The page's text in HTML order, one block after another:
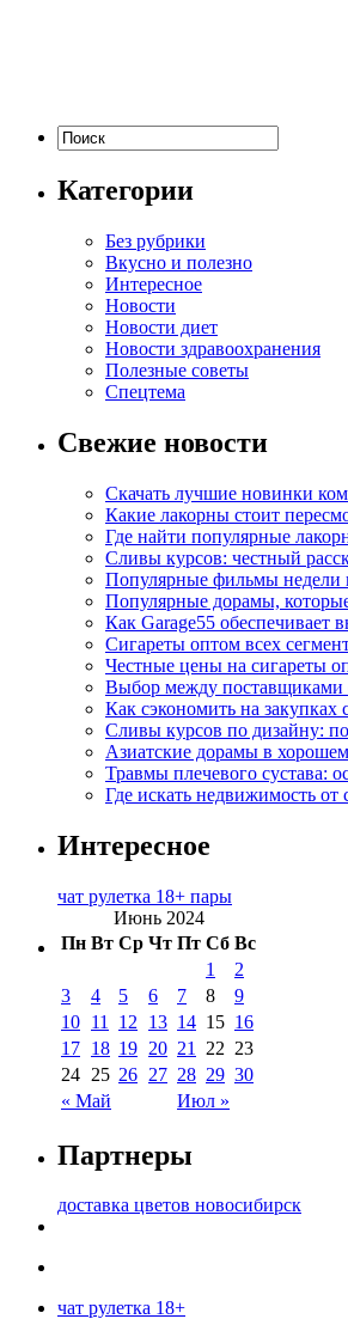
Категории
Без рубрики
Вкусно и полезно
Интересное
Новости
Новости диет
Новости здравоохранения
Полезные советы
Спецтема
Свежие новости
Скачать лучшие новинки
Какие лакорны стоит
Где найти популярные
Сливы курсов: честный
Популярные фильмы недели
Популярные дорамы,
Как Garage55 обеспечивает
Сигареты оптом всех
Честные цены на сигареты
Выбор между поставщиками
Как сэкономить на закупках
Сливы курсов по дизайну:
Азиатские дорамы в хорошем
Травмы плечевого сустава:
Где искать недвижимость от
Интересное
чат рулетка 18+ пары
Июнь 2024
Пн Вт Ср Чт Пт Сб Вс
« Май Июл »
1
2
3
4 5 6 7 8
9
10 11 12 13 14 15 16
17 18 19 20 21 22 23
24 25 26 27 28 29 30
Партнеры
доставка цветов новосибирск
чат рулетка 18+